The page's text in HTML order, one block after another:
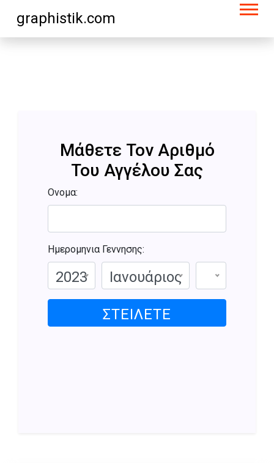
graphistik.com
Μάθετε Τον Αριθμό
Του Αγγέλου Σας
Ονομα:
Ημερομηνια Γεννησης:
2023 Ιανουάριος
ΣΤΕΊΛΕΤΕ